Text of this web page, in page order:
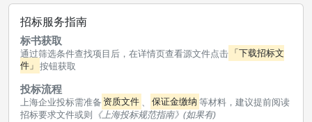
招标服务指南
标书获取
通过筛选条件查找项目后，在详情页查看源文件点击 「下载招标文
件」 按钮获取
投标流程
上海企业投标需准备 资质文件 、 保证金缴纳 等材料，建议提前阅读
招标要求文件或则 《上海投标规范指南》(如果有)